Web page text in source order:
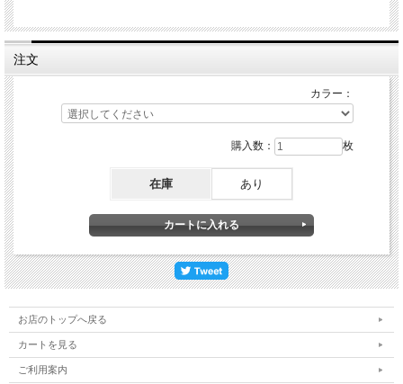
注文
カラー：
購入数： 枚
在庫 あり
お店のトップへ戻る
カートを見る
ご利用案内